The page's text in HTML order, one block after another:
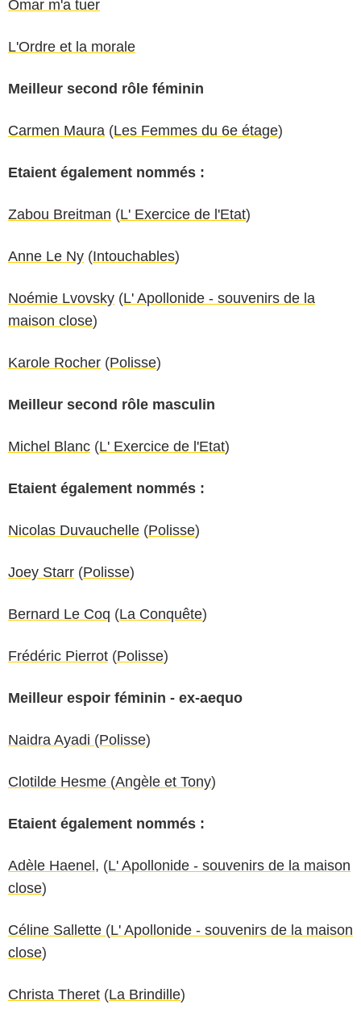
Omar m'a tuer
L'Ordre et la morale
Meilleur second rôle féminin
Carmen Maura (Les Femmes du 6e étage)
Etaient également nommés :
Zabou Breitman (L' Exercice de l'Etat)
Anne Le Ny (Intouchables)
Noémie Lvovsky (L' Apollonide - souvenirs de la
maison close)
Karole Rocher (Polisse)
Meilleur second rôle masculin
Michel Blanc (L' Exercice de l'Etat)
Etaient également nommés :
Nicolas Duvauchelle (Polisse)
Joey Starr (Polisse)
Bernard Le Coq (La Conquête)
Frédéric Pierrot (Polisse)
Meilleur espoir féminin - ex-aequo
Naidra Ayadi (Polisse)
Clotilde Hesme (Angèle et Tony)
Etaient également nommés :
Adèle Haenel, (L' Apollonide - souvenirs de la maison
close)
Céline Sallette (L' Apollonide - souvenirs de la maison
close)
Christa Theret (La Brindille)